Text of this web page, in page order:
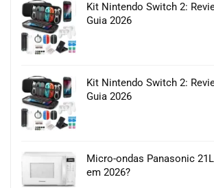
Kit Nintendo Switch 2:
Guia 2026
Kit Nintendo Switch 2:
Guia 2026
Micro-ondas Panasonic
em 2026?